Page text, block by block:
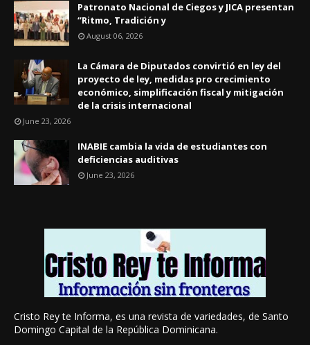
Patronato Nacional de Ciegos y JICA presentan
“Ritmo, Tradición y
August 06, 2026
La Cámara de Diputados convirtió en ley del
proyecto de ley, medidas pro crecimiento
económico, simplificación fiscal y mitigación
de la crisis internacional
June 23, 2026
INABIE cambia la vida de estudiantes con
deficiencias auditivas
June 23, 2026
Cristo Rey te Informa, es una revista de variedades, de Santo
Domingo Capital de la República Dominicana.